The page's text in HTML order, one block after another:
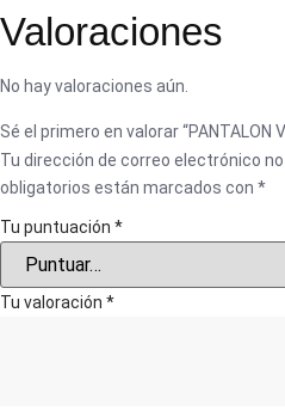
Valoraciones
No hay valoraciones aún.
Sé el primero en valorar “PANTALON
Tu dirección de correo electrónico no
obligatorios están marcados con *
Tu puntuación *
Tu valoración *